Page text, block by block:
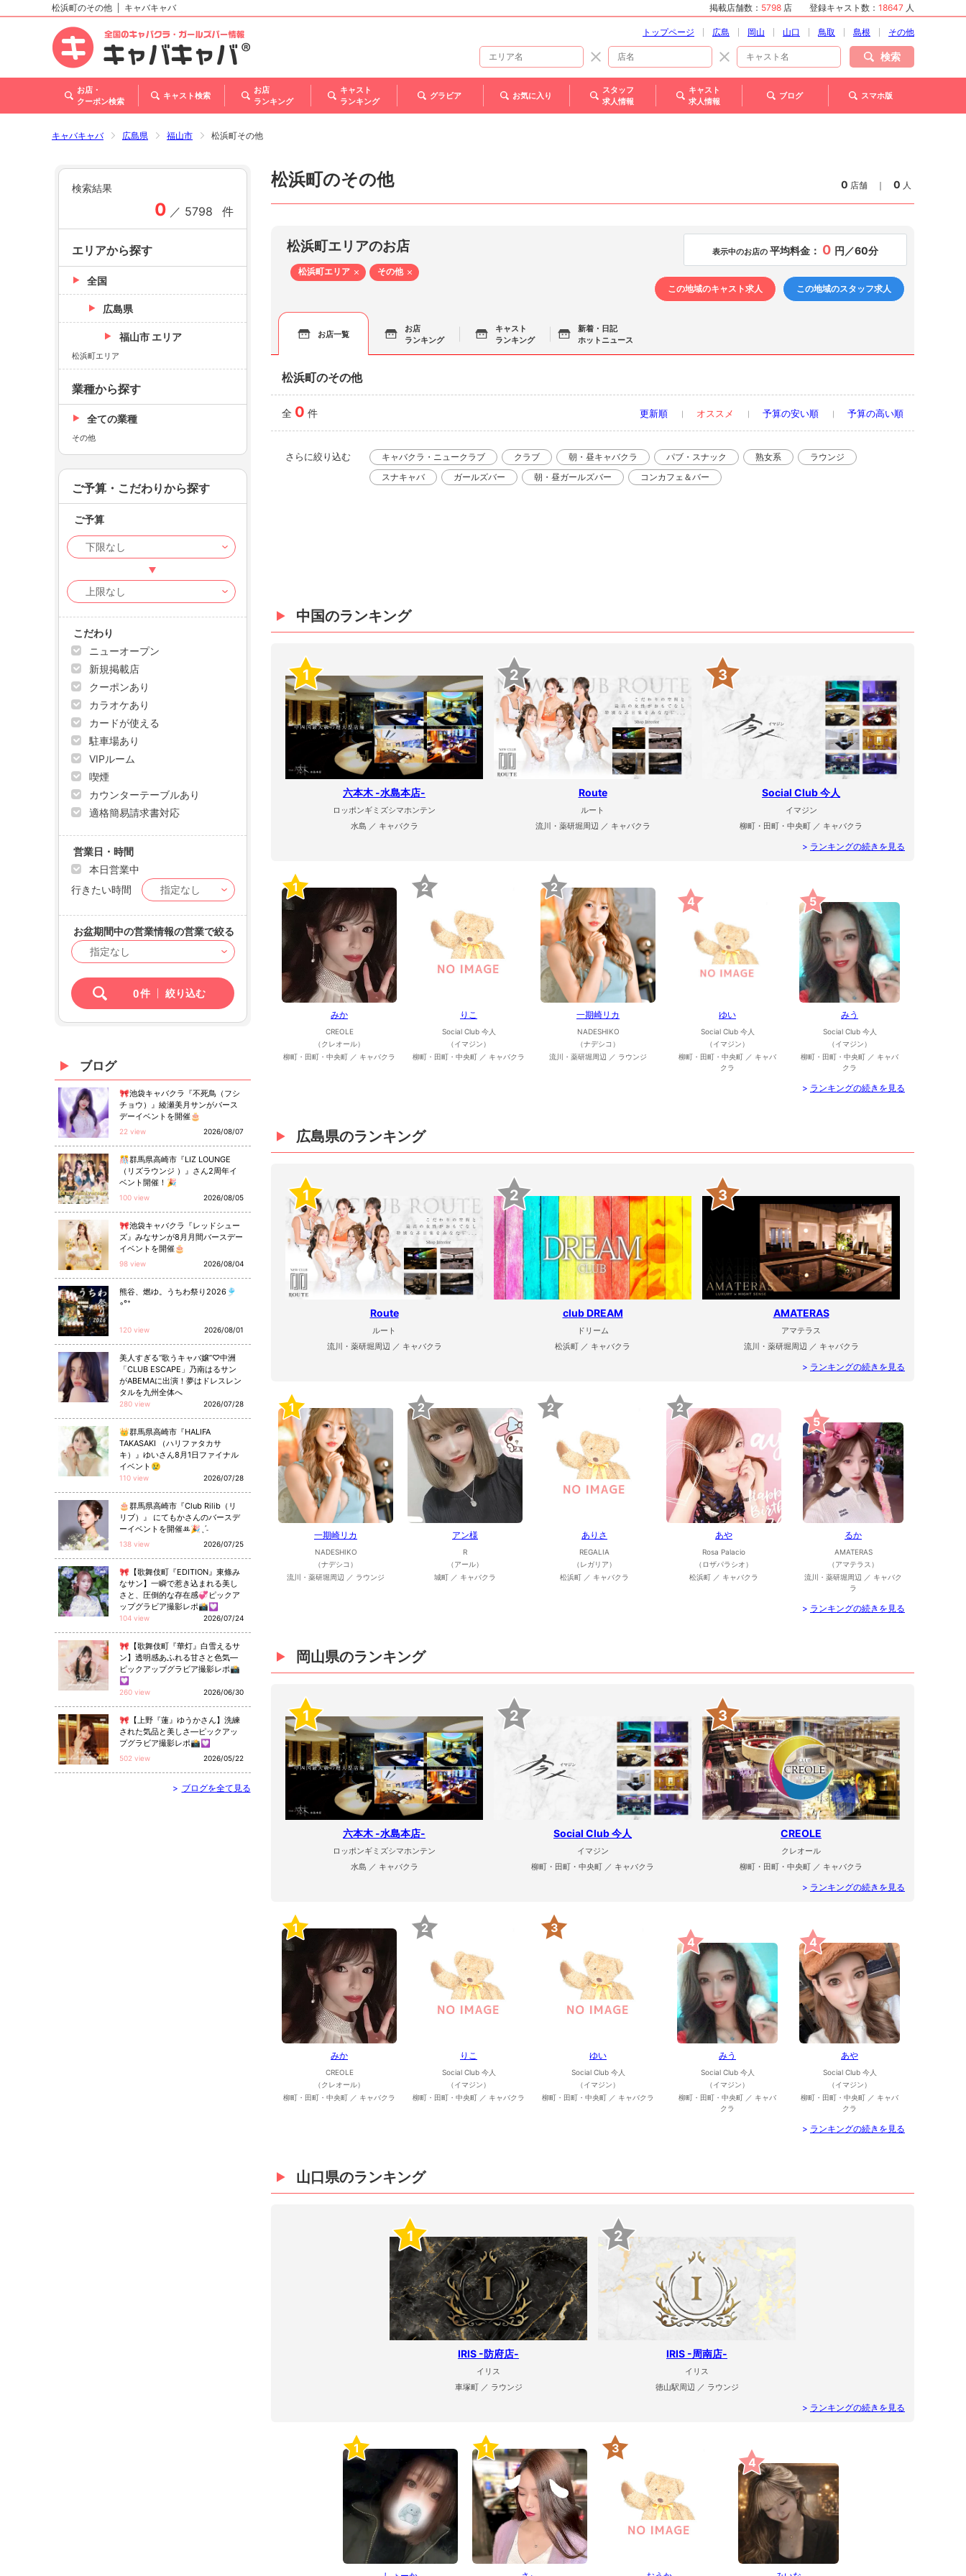
北海道
東北
甲信越・北陸
関西
松浜町のその他 キャバキャバ 掲載店舗数： 5798 店 登録キャスト数： 18647 人
トップページ 広島 岡山 山口 鳥取 島根 その他
検索
お店・
クーポン検索
キャスト検索
お店
ランキング
キャスト
ランキング
グラビア お気に入り
スタッフ
求人情報
キャスト
求人情報
ブログ スマホ版
キャバキャバ 広島県 福山市 松浜町その他
松浜町のその他 0 店舗 ｜ 0 人
松浜町エリアのお店 表示中のお店の 平均料金： 0 円／60分
松浜町エリア
その他
この地域のキャスト求人
この地域のスタッフ求人
お店一覧
お店
ランキング
キャスト
ランキング
新着・日記
ホットニュース
松浜町のその他
全 0 件 更新順 オススメ 予算の安い順 予算の高い順
さらに絞り込む キャバクラ・ニュークラブ クラブ 朝・昼キャバクラ パブ・スナック 熟女系
ラウンジ
スナキャバ
ガールズバー 朝・昼ガールズバー コンカフェ＆バー
中国のランキング
1
六本木 -水島本店-
ロッポンギミズシマホンテン
水島 ／ キャバクラ
2
Route
ルート
流川・薬研堀周辺 ／ キャバクラ
3
Social Club 今人
イマジン
柳町・田町・中央町 ／ キャバクラ
> ランキングの続きを見る
1
みか
CREOLE
（クレオール）
柳町・田町・中央町 ／ キャバクラ
2
りこ
Social Club 今人
（イマジン）
柳町・田町・中央町 ／ キャバクラ
2
一期崎リカ
NADESHIKO
（ナデシコ）
流川・薬研堀周辺 ／ ラウンジ
4
ゆい
Social Club 今人
（イマジン）
柳町・田町・中央町 ／ キャバ
クラ
5
みう
Social Club 今人
（イマジン）
柳町・田町・中央町 ／ キャバ
クラ
> ランキングの続きを見る
広島県のランキング
1
Route
ルート
流川・薬研堀周辺 ／ キャバクラ
2
club DREAM
ドリーム
松浜町 ／ キャバクラ
3
AMATERAS
アマテラス
流川・薬研堀周辺 ／ キャバクラ
> ランキングの続きを見る
1
一期崎リカ
NADESHIKO
（ナデシコ）
流川・薬研堀周辺 ／ ラウンジ
2
アン様
R
（アール）
城町 ／ キャバクラ
2
ありさ
REGALIA
（レガリア）
松浜町 ／ キャバクラ
2
あや
Rosa Palacio
（ロザパラシオ）
松浜町 ／ キャバクラ
5
るか
AMATERAS
（アマテラス）
流川・薬研堀周辺 ／ キャバク
ラ
> ランキングの続きを見る
岡山県のランキング
1
六本木 -水島本店-
ロッポンギミズシマホンテン
水島 ／ キャバクラ
2
Social Club 今人
イマジン
柳町・田町・中央町 ／ キャバクラ
3
CREOLE
クレオール
柳町・田町・中央町 ／ キャバクラ
> ランキングの続きを見る
1
みか
CREOLE
（クレオール）
柳町・田町・中央町 ／ キャバクラ
2
りこ
Social Club 今人
（イマジン）
柳町・田町・中央町 ／ キャバクラ
3
ゆい
Social Club 今人
（イマジン）
柳町・田町・中央町 ／ キャバクラ
4
みう
Social Club 今人
（イマジン）
柳町・田町・中央町 ／ キャバ
クラ
4
あや
Social Club 今人
（イマジン）
柳町・田町・中央町 ／ キャバ
クラ
> ランキングの続きを見る
山口県のランキング
1
IRIS -防府店-
イリス
車塚町 ／ ラウンジ
2
IRIS -周南店-
イリス
徳山駅周辺 ／ ラウンジ
> ランキングの続きを見る
1 1 3
4
検索結果
0 ／ 5798 件
エリアから探す
全国
広島県
福山市 エリア
松浜町エリア
業種から探す
全ての業種
その他
ご予算・こだわりから探す
ご予算
こだわり
ニューオープン
新規掲載店
クーポンあり
カラオケあり
カードが使える
駐車場あり
VIPルーム
喫煙
カウンターテーブルあり
適格簡易請求書対応
営業日・時間
本日営業中
行きたい時間
お盆期間中の営業情報の営業で絞る
0件 絞り込む
ブログ
🎀池袋キャバクラ『不死鳥（フシ
チョウ）』綾瀬美月サンがバース
デーイベントを開催🎂
22 view 2026/08/07
🎊群馬県高崎市『LIZ LOUNGE
（リズラウンジ ）』さん2周年イ
ベント開催！🎉
100 view 2026/08/05
🎀池袋キャバクラ『レッドシュー
ズ』みなサンが8月月間バースデー
イベントを開催🎂
98 view 2026/08/04
熊谷、燃ゆ。うちわ祭り2026🎐
◦°⁺
120 view 2026/08/01
美人すぎる“歌うキャバ嬢”♡中洲
「CLUB ESCAPE」乃南はるサン
がABEMAに出演！夢はドレスレン
タルを九州全体へ
280 view 2026/07/28
👑群馬県高崎市『HALIFA
TAKASAKI （ハリファタカサ
キ）』ゆいさん8月1日ファイナル
イベント😢
110 view 2026/07/28
🎂群馬県高崎市『Club Rilib（リ
リブ）』 にてもかさんのバースデ
ーイベントを開催ꔛ🎉ˎˊ˗
138 view 2026/07/25
🎀【歌舞伎町『EDITION』東條み
なサン】一瞬で惹き込まれる美し
さと、圧倒的な存在感💞ピックア
ップグラビア撮影レポ📸💟
104 view 2026/07/24
🎀【歌舞伎町『華灯』白雪えるサ
ン】透明感あふれる甘さと色気—
ピックアップグラビア撮影レポ📸
💟
260 view 2026/06/30
🎀【上野『蓮』ゆうかさん】洗練
された気品と美しさ—ピックアッ
プグラビア撮影レポ📸💟
502 view 2026/05/22
> ブログを全て見る